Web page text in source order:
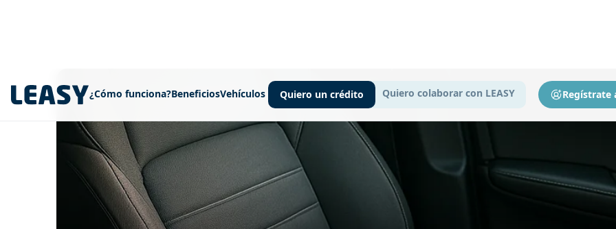
¿Cómo funciona?BeneficiosVehículos Quiero un crédito Quiero colaborar con LEASY Regístrate